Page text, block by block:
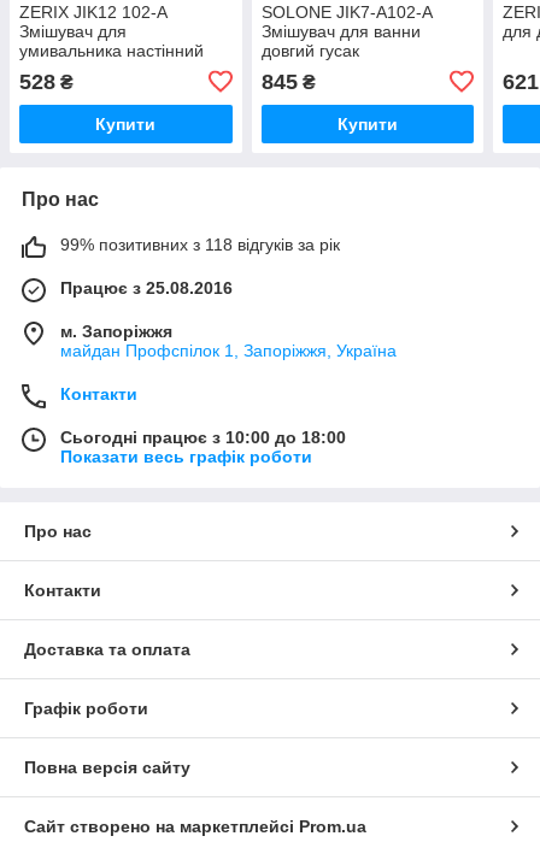
ZERIX JIK12 102-A
Змішувач для
умивальника настінний
528 ₴
Купити
SOLONE JIK7-A102-A
Змішувач для ванни
довгий гусак
845₴
Купити
для
621
Про нас
99% позитивних з 118 відгуків за рік
Працює з 25.08.2016
м. Запоріжжя
майдан Профспілок 1, Запоріжжя, Україна
Контакти
Сьогодні працює з 10:00 до 18:00
Показати весь графік роботи
Про нас
Контакти
Доставка та оплата
Графік роботи
Повна версія сайту
Сайт створено на маркетплейсі Prom.ua